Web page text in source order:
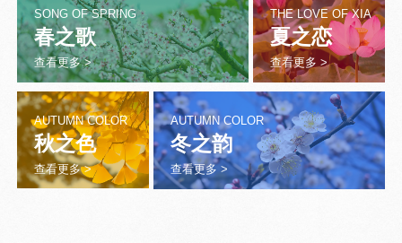
SONG OF SPRING
春之歌
查看更多 >
THE LOVE OF XIA
夏之恋
查看更多 >
AUTUMN COLOR
秋之色
查看更多 >
AUTUMN COLOR
冬之韵
查看更多 >